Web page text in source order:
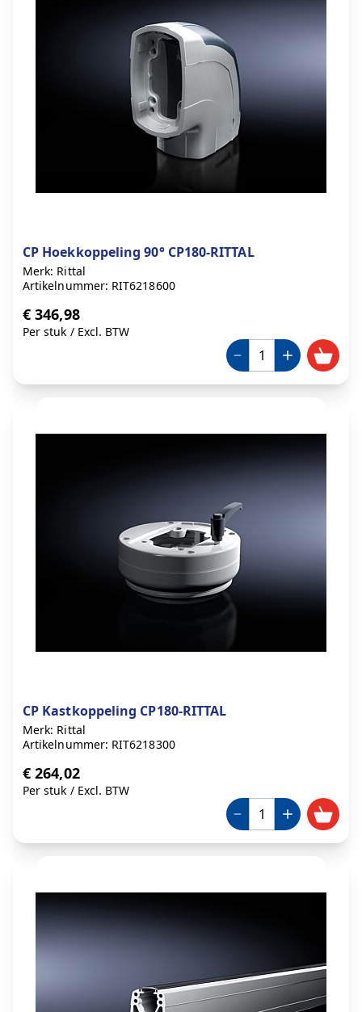
CP Hoekkoppeling 90° CP180-RITTAL
Merk: Rittal
Artikelnummer: RIT6218600
€ 346,98
Per stuk / Excl. BTW
CP Kastkoppeling CP180-RITTAL
Merk: Rittal
Artikelnummer: RIT6218300
€ 264,02
Per stuk / Excl. BTW